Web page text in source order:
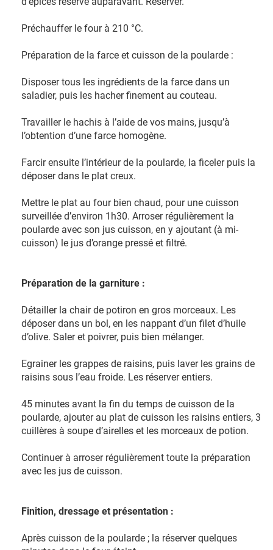
Préchauffer le four à 210 °C.
Préparation de la farce et cuisson de la poularde :
Disposer tous les ingrédients de la farce dans un
saladier, puis les hacher finement au couteau.
Travailler le hachis à l’aide de vos mains, jusqu’à
l’obtention d’une farce homogène.
Farcir ensuite l’intérieur de la poularde, la ficeler puis la
déposer dans le plat creux.
Mettre le plat au four bien chaud, pour une cuisson
surveillée d’environ 1h30. Arroser régulièrement la
poularde avec son jus cuisson, en y ajoutant (à mi-
cuisson) le jus d’orange pressé et filtré.
Préparation de la garniture :
Détailler la chair de potiron en gros morceaux. Les
déposer dans un bol, en les nappant d’un filet d’huile
d’olive. Saler et poivrer, puis bien mélanger.
Egrainer les grappes de raisins, puis laver les grains de
raisins sous l’eau froide. Les réserver entiers.
45 minutes avant la fin du temps de cuisson de la
poularde, ajouter au plat de cuisson les raisins entiers, 3
cuillères à soupe d’airelles et les morceaux de potion.
Continuer à arroser régulièrement toute la préparation
avec les jus de cuisson.
Finition, dressage et présentation :
Après cuisson de la poularde ; la réserver quelques